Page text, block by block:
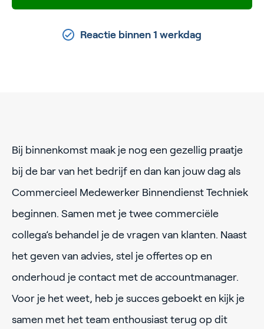
Reactie binnen 1 werkdag
Bij binnenkomst maak je nog een gezellig praatje
bij de bar van het bedrijf en dan kan jouw dag als
Commercieel Medewerker Binnendienst Techniek
beginnen. Samen met je twee commerciële
collega’s behandel je de vragen van klanten. Naast
het geven van advies, stel je offertes op en
onderhoud je contact met de accountmanager.
Voor je het weet, heb je succes geboekt en kijk je
samen met het team enthousiast terug op dit